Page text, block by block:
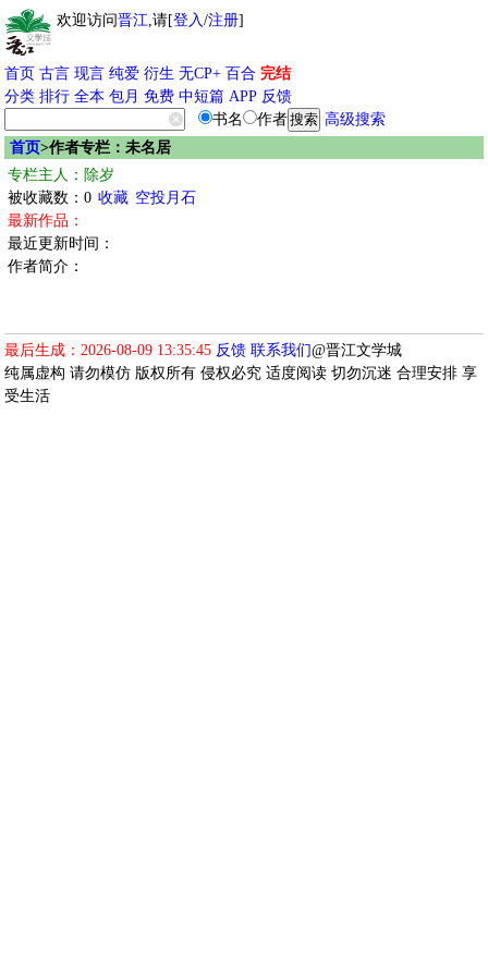
欢迎访问晋江,请[登入/注册]
首页 古言 现言 纯爱 衍生 无CP+ 百合 完结
分类 排行 全本 包月 免费 中短篇 APP 反馈
书名
作者
高级搜索
首页>作者专栏：未名居
专栏主人：除岁
被收藏数：0 收藏 空投月石
最新作品：
最近更新时间：
作者简介：
最后生成：2026-08-09 13:35:45 反馈 联系我们@晋江文学城
纯属虚构 请勿模仿 版权所有 侵权必究 适度阅读 切勿沉迷 合理安排 享
受生活